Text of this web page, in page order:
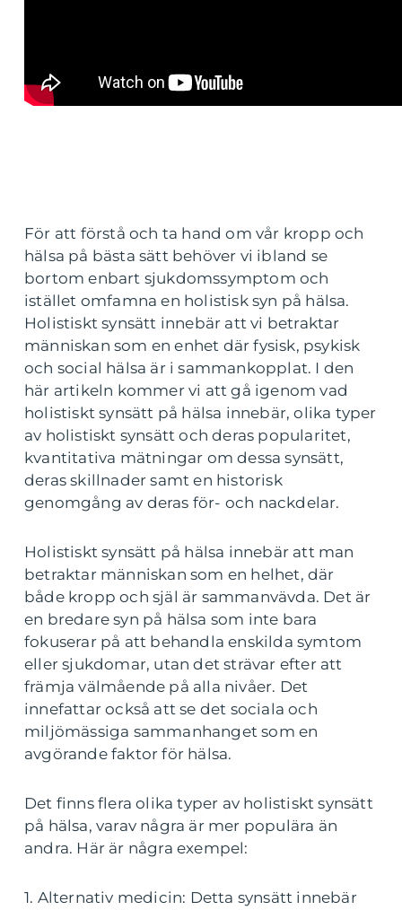
För att förstå och ta hand om vår kropp och
hälsa på bästa sätt behöver vi ibland se
bortom enbart sjukdomssymptom och
istället omfamna en holistisk syn på hälsa.
Holistiskt synsätt innebär att vi betraktar
människan som en enhet där fysisk, psykisk
och social hälsa är i sammankopplat. I den
här artikeln kommer vi att gå igenom vad
holistiskt synsätt på hälsa innebär, olika typer
av holistiskt synsätt och deras popularitet,
kvantitativa mätningar om dessa synsätt,
deras skillnader samt en historisk
genomgång av deras för- och nackdelar.
Holistiskt synsätt på hälsa innebär att man
betraktar människan som en helhet, där
både kropp och själ är sammanvävda. Det är
en bredare syn på hälsa som inte bara
fokuserar på att behandla enskilda symtom
eller sjukdomar, utan det strävar efter att
främja välmående på alla nivåer. Det
innefattar också att se det sociala och
miljömässiga sammanhanget som en
avgörande faktor för hälsa.
Det finns flera olika typer av holistiskt synsätt
på hälsa, varav några är mer populära än
andra. Här är några exempel:
1. Alternativ medicin: Detta synsätt innebär